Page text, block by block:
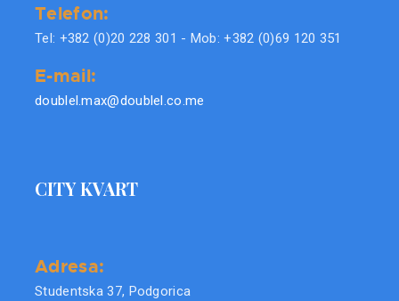
Telefon:
Tel: +382 (0)20 228 301 - Mob: +382 (0)69 120 351
E-mail:
doublel.max@doublel.co.me
CITY KVART
Adresa:
Studentska 37, Podgorica